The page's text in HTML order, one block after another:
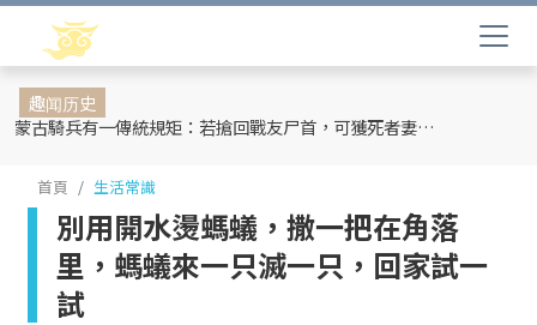
趣闻历史
蒙古騎兵有一傳統規矩：若搶回戰友尸首，可獲死者妻妾和全部牲畜
首頁 生活常識
別用開水燙螞蟻，撒一把在角落
里，螞蟻來一只滅一只，回家試一
試